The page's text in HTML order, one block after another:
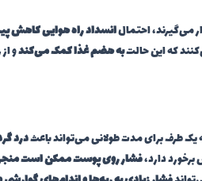
می‌گیرند، احتمالانسداد راه هوایی کاهش
که این حالتبه هضم غذا کمک می‌کندو
یک طرف برای مدت طولانی می‌تواند باعثدرد
دارد،فشار روی پوست ممکن است